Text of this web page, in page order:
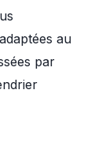
au
par